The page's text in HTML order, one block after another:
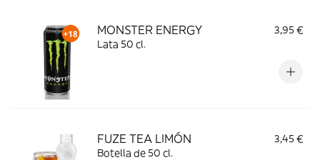
MONSTER ENERGY
3,95 €
Lata 50 cl.
FUZE TEA LIMÓN
3,45 €
Botella de 50 cl.